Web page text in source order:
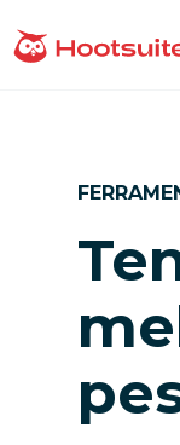
para
Página inicial